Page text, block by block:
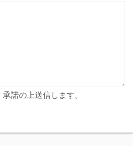
諾の上送信します。